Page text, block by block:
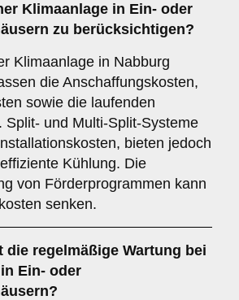
Klimaanlage in Ein- oder
zu berücksichtigen?
Klimaanlage in Nabburg
die Anschaffungskosten,
sowie die laufenden
Split- und Multi-Split-Systeme
bieten jedoch
Kühlung. Die
von Förderprogrammen kann
senken.
die regelmäßige Wartung bei
Ein- oder